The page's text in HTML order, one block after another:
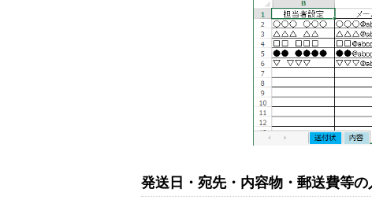
発送日・宛先・内容物・郵送費等の